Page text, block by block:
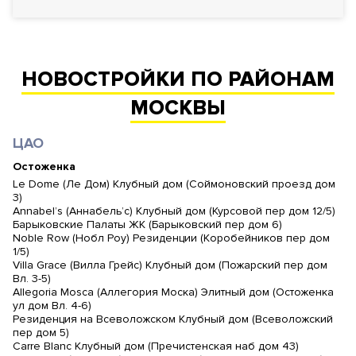
Еще фильтры
НОВОСТРОЙКИ ПО РАЙОНАМ
МОСКВЫ
ЦАО
Остоженка
Le Dome (Ле Дом) Клубный дом (Соймоновский проезд дом
3)
Annabel’s (Аннабель’с) Клубный дом (Курсовой пер дом 12/5)
Барыковские Палаты ЖК (Барыковский пер дом 6)
Noble Row (Нобл Роу) Резиденции (Коробейников пер дом
1/5)
Villa Grace (Вилла Грейс) Клубный дом (Пожарский пер дом
Вл. 3-5)
Allegoria Mosca (Аллегория Моска) Элитный дом (Остоженка
ул дом Вл. 4-6)
Резиденция на Всеволожском Клубный дом (Всеволожский
пер дом 5)
Carre Blanc Клубный дом (Пречистенская наб дом 43)